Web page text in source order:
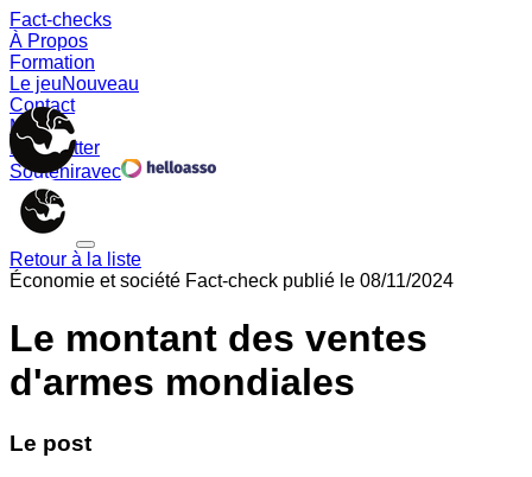
Fact-checks
À Propos
Formation
Le jeuNouveau
Contact
Memes
Newsletter
Souteniravec
Retour à la liste
Économie et société Fact-check publié le 08/11/2024
Le montant des ventes
d'armes mondiales
Le post